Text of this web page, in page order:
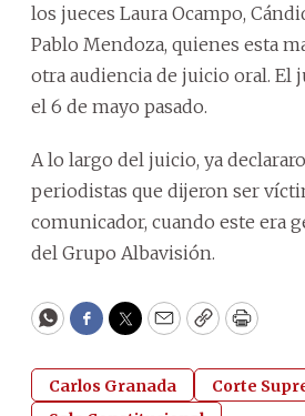
los jueces Laura Ocampo,
Pablo Mendoza, quienes esta
otra audiencia de juicio oral. El
el 6 de mayo pasado.
A lo largo del juicio, ya
periodistas que dijeron ser
comunicador, cuando este era
del Grupo Albavisión.
WhatsApp
Facebook
Twitter
EmailCopyPrint
Carlos Granada
Corte